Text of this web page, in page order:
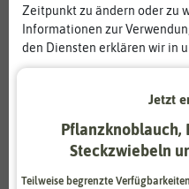
Zeitpunkt zu ändern oder zu
Informationen zur
den Diensten erklären wir in
Zahlungsdienstleister
Externe Medien
Jetzt
Pflanzknoblauch,
Steckzwiebeln
Teilweise begrenzte